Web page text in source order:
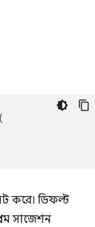
(
করে। ডিফল্ট
সাজেশন